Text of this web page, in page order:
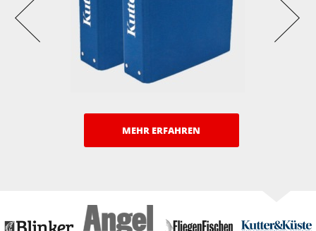
MEHR ERFAHREN